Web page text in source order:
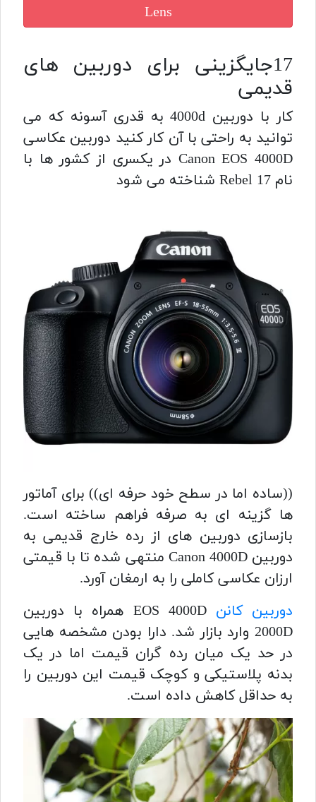
Lens
17جایگزینی برای دوربین های
قدیمی
کار با دوربین 4000d به قدری آسونه که می
توانید به راحتی با آن کار کنید دوربین عکاسی
Canon EOS 4000D در یکسری از کشور ها با
نام Rebel 17 شناخته می شود
((ساده اما در سطح خود حرفه ای)) برای آماتور
ها گزینه ای به صرفه فراهم ساخته است.
بازسازی دوربین های از رده خارج قدیمی به
دوربین Canon 4000D منتهی شده تا با قیمتی
ارزان عکاسی کاملی را به ارمغان آورد.
دوربین کانن
EOS 4000D همراه با دوربین
2000D وارد بازار شد. دارا بودن مشخصه هایی
در حد یک میان رده گران قیمت اما در یک
بدنه پلاستیکی و کوچک قیمت این دوربین را
به حداقل کاهش داده است.